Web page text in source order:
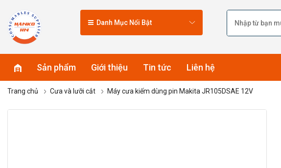
Danh Mục Nổi Bật
Sản phẩm Giới thiệu Tin tức Liên hệ
Trang chủ Cưa và lưỡi cắt Máy cưa kiếm dùng pin Makita JR105DSAE 12V